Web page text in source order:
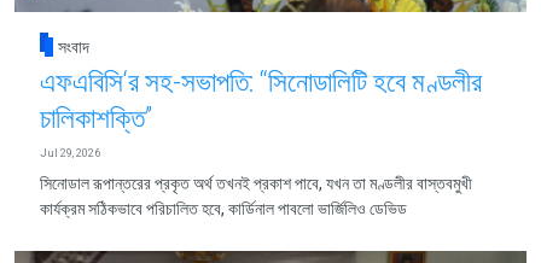
সংবাদ
এফএবিসি‘র সহ-সভাপতি: “সিনোডালিটি হবে মণ্ডলীর
চালিকাশক্তি”
Jul 29, 2026
সিনোডাল রূপান্তরের প্রকৃত অর্থ তখনই প্রকাশ পাবে, যখন তা মণ্ডলীর বাস্তবমুখী
কার্যক্রম সঠিকভাবে পরিচালিত হবে, কার্ডিনাল পাবলো ভার্জিলিও ডেভিড